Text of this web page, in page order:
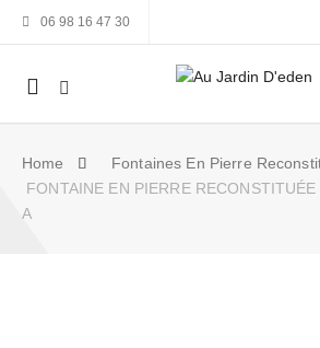
06 98 16 47 30
Mobile
navigation
Home
Fontaines En Pierre
FONTAINE EN PIERRE
A